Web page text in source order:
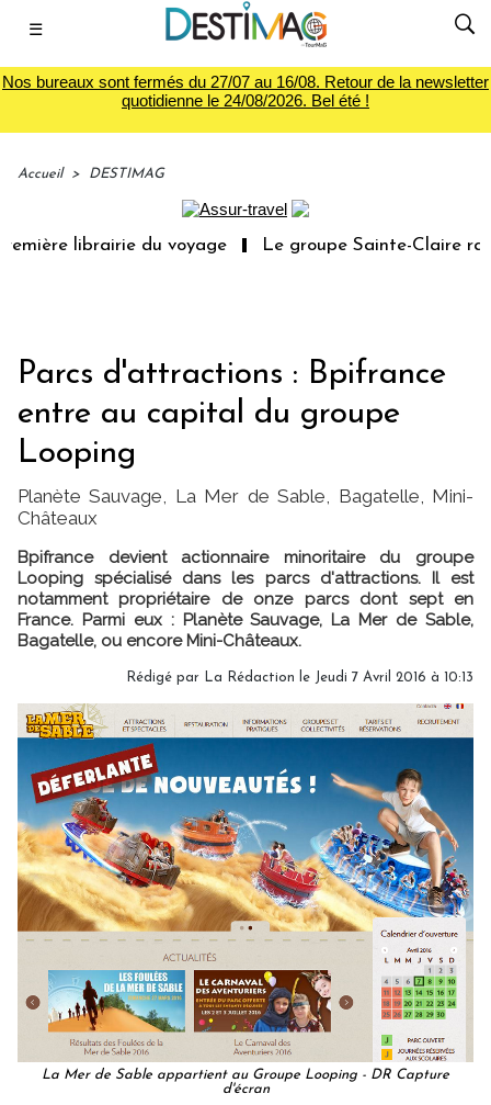
☰
Nos bureaux sont fermés du 27/07 au 16/08. Retour de la newsletter
quotidienne le 24/08/2026. Bel été !
Accueil > DESTIMAG
librairie du voyage Le groupe Sainte-Claire
Parcs d'attractions : Bpifrance
entre au capital du groupe
Looping
Planète Sauvage, La Mer de Sable, Bagatelle, Mini-
Châteaux
Bpifrance devient actionnaire minoritaire du groupe
Looping spécialisé dans les parcs d'attractions. Il est
notamment propriétaire de onze parcs dont sept en
France. Parmi eux : Planète Sauvage, La Mer de Sable,
Bagatelle, ou encore Mini-Châteaux.
Rédigé par La Rédaction le Jeudi 7 Avril 2016 à 10:13
La Mer de Sable appartient au Groupe Looping - DR Capture
d'écran